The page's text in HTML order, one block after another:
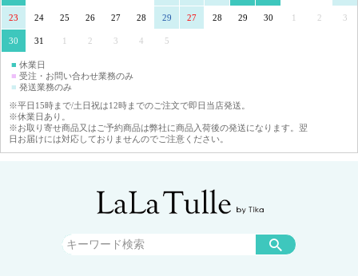
23 24 25 26 27 28 29
30 31 1 2 3 4 5
27 28 29 30 1 2 3
■ 休業日
■ 受注・お問い合わせ業務のみ
■ 発送業務のみ
※平日15時まで/土日祝は12時までのご注文で即日当店発送。
※休業日あり。
※お取り寄せ商品又はご予約商品は弊社に商品入荷後の発送になります。翌
日お届けには対応しておりませんのでご注意ください。